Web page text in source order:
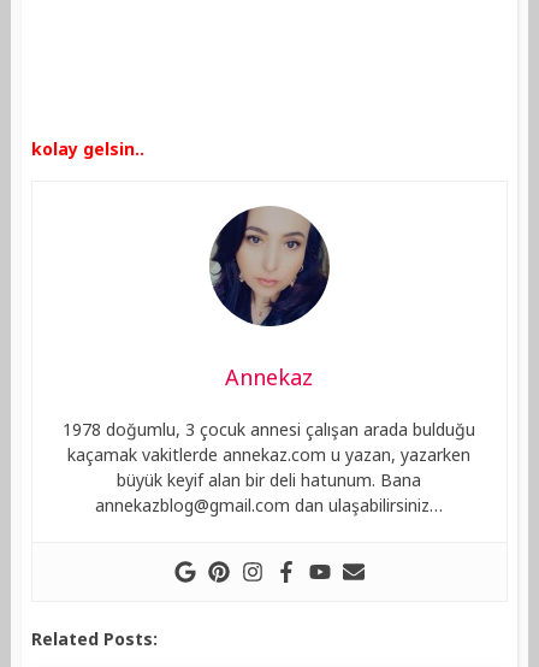
kolay gelsin..
Annekaz
1978 doğumlu, 3 çocuk annesi çalışan arada bulduğu
kaçamak vakitlerde annekaz.com u yazan, yazarken
büyük keyif alan bir deli hatunum. Bana
annekazblog@gmail.com dan ulaşabilirsiniz…
Related Posts: